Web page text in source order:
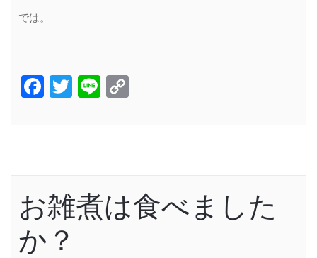
では。
Facebook
Twitter
Line
お雑煮は食べました
か？